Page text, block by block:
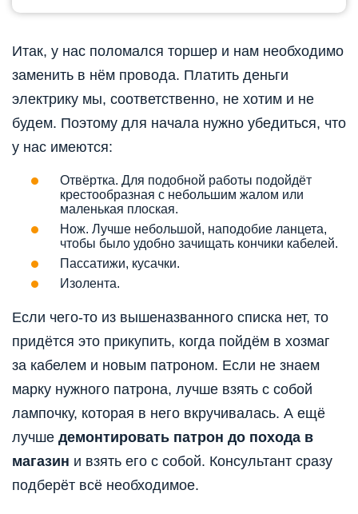
Итак, у нас поломался торшер и нам необходимо
заменить в нём провода. Платить деньги
электрику мы, соответственно, не хотим и не
будем. Поэтому для начала нужно убедиться, что
у нас имеются:
Отвёртка. Для подобной работы подойдёт
крестообразная с небольшим жалом или
маленькая плоская.
Нож. Лучше небольшой, наподобие ланцета,
чтобы было удобно зачищать кончики кабелей.
Пассатижи, кусачки.
Изолента.
Если чего-то из вышеназванного списка нет, то
придётся это прикупить, когда пойдём в хозмаг
за кабелем и новым патроном. Если не знаем
марку нужного патрона, лучше взять с собой
лампочку, которая в него вкручивалась. А ещё
лучше демонтировать патрон до похода в
магазин и взять его с собой. Консультант сразу
подберёт всё необходимое.